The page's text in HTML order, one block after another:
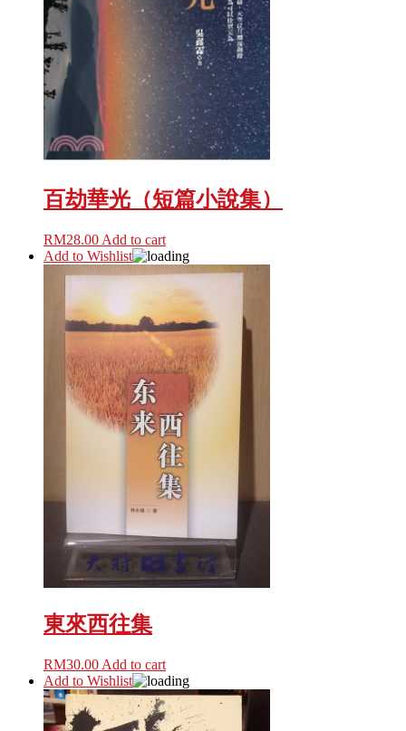
百劫華光（短篇小說集）
RM28.00 Add to cart
Add to Wishlist
東來西往集
RM30.00 Add to cart
Add to Wishlist